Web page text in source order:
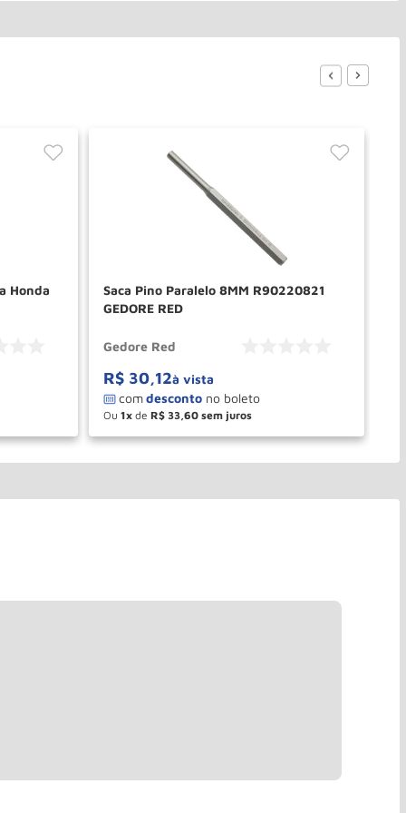
Honda
Saca Pino Paralelo 8MM R90220821
GEDORE RED
Gedore Red
R$ 30,12à vista
Ou 1 de R$ 33 60
＋
－ COMPRAR